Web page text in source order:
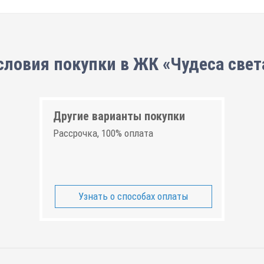
покупки в ЖК «Чудеса
Другие варианты покупки
Рассрочка, 100% оплата
Узнать о способах оплаты